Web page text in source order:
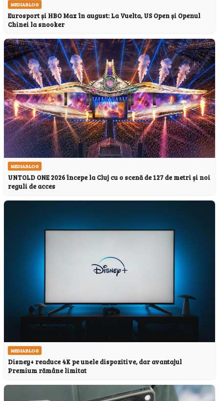
MEDIABLOG
Eurosport și HBO Max în august: La Vuelta, US Open și Openul
Chinei la snooker
MEDIABLOG
UNTOLD ONE 2026 începe la Cluj cu o scenă de 127 de metri și noi
reguli de acces
MEDIABLOG
Disney+ readuce 4K pe unele dispozitive, dar avantajul
Premium rămâne limitat